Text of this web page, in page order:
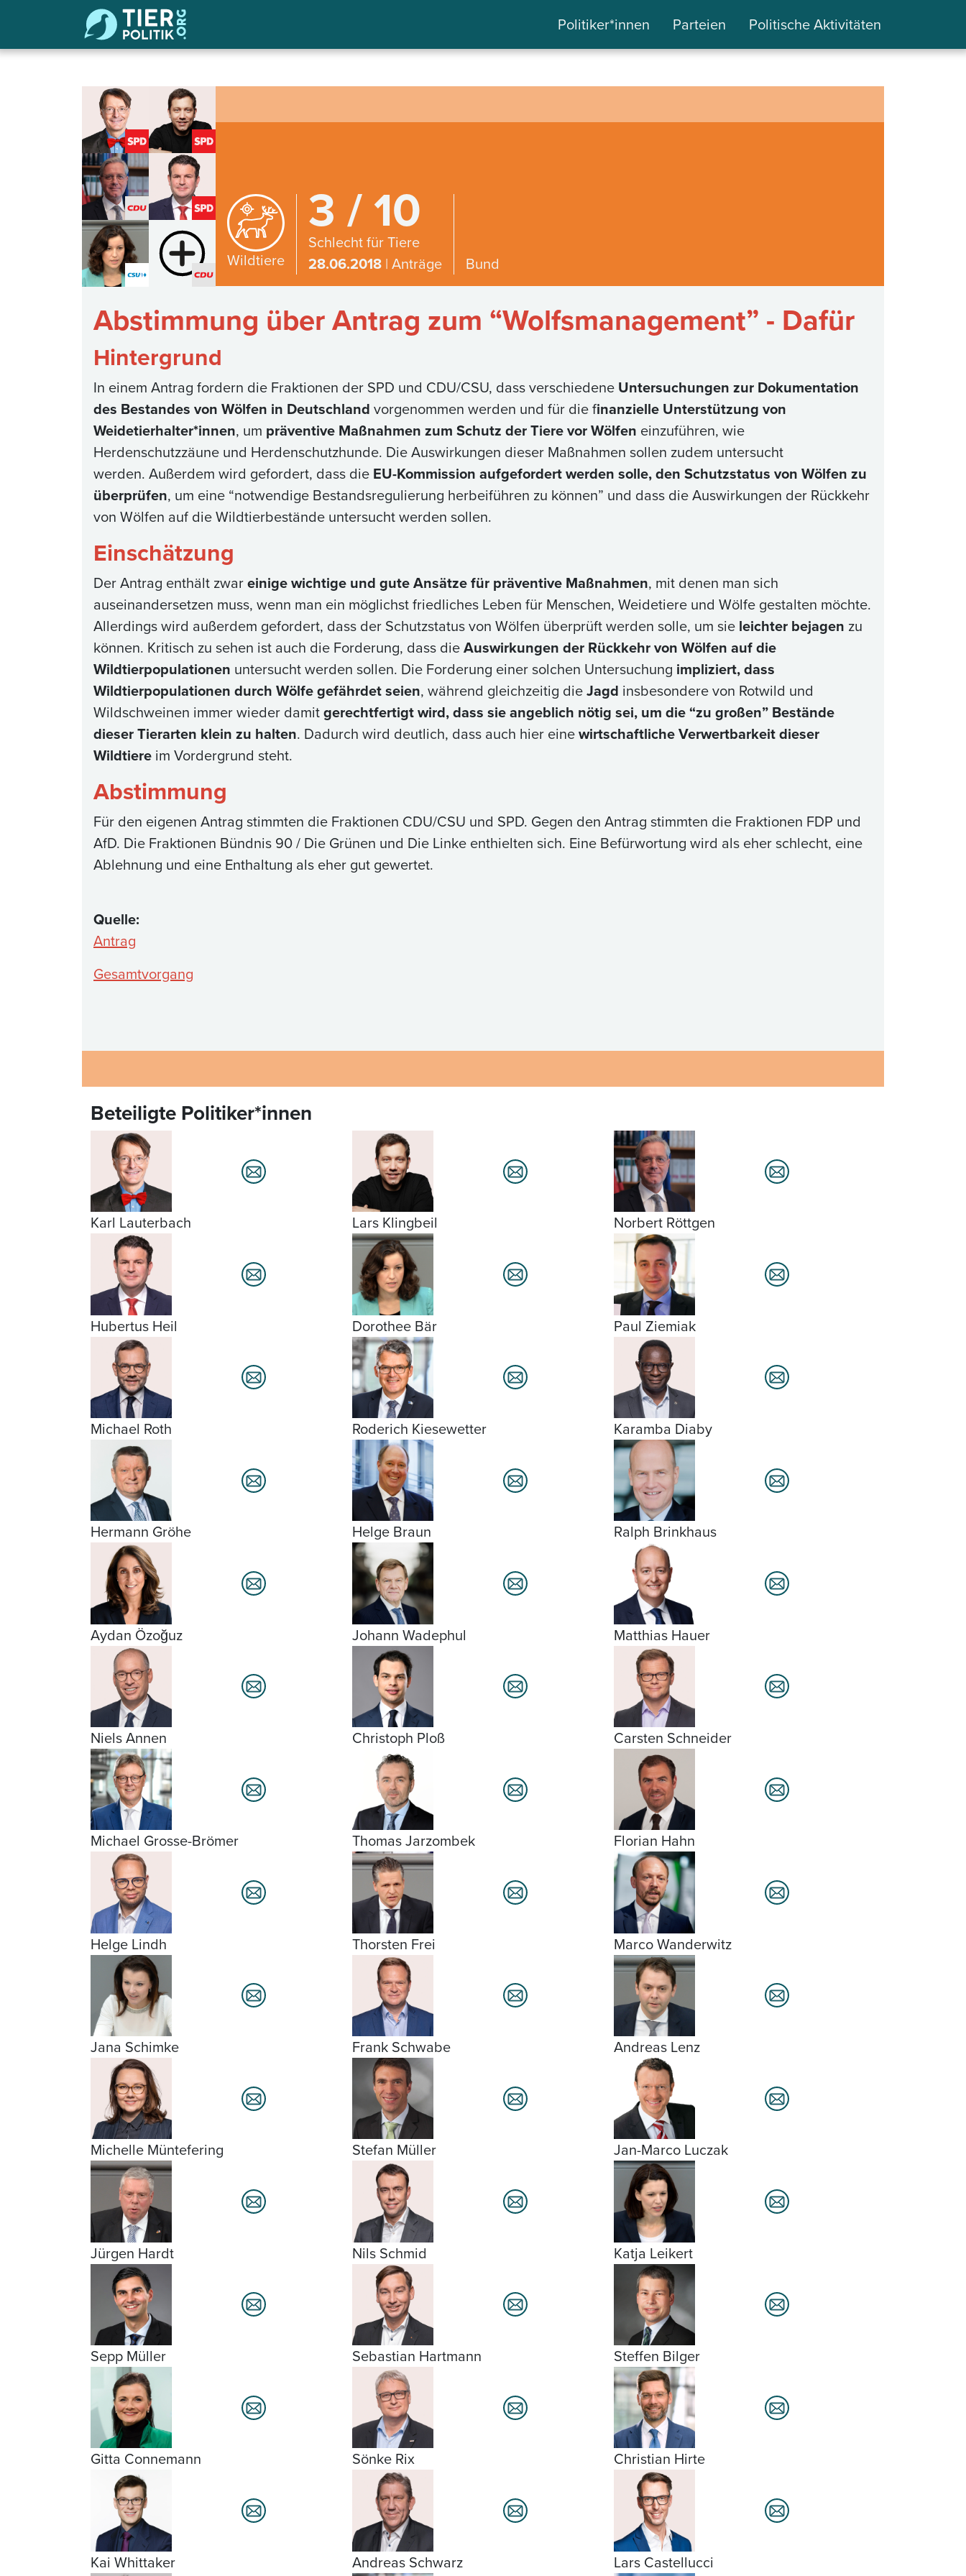
Politiker*innen Parteien Politische Aktivitäten
Wildtiere
3 / 10
Schlecht für Tiere
28.06.2018 | Anträge Bund
Abstimmung über Antrag zum “Wolfsmanagement” - Dafür
Hintergrund
In einem Antrag fordern die Fraktionen der SPD und CDU/CSU, dass verschiedene Untersuchungen zur Dokumentation
des Bestandes von Wölfen in Deutschland vorgenommen werden und für die finanzielle Unterstützung von
Weidetierhalter*innen, um präventive Maßnahmen zum Schutz der Tiere vor Wölfen einzuführen, wie
Herdenschutzzäune und Herdenschutzhunde. Die Auswirkungen dieser Maßnahmen sollen zudem untersucht
werden. Außerdem wird gefordert, dass die EU-Kommission aufgefordert werden solle, den Schutzstatus von Wölfen zu
überprüfen, um eine “notwendige Bestandsregulierung herbeiführen zu können” und dass die Auswirkungen der Rückkehr
von Wölfen auf die Wildtierbestände untersucht werden sollen.
Einschätzung
Der Antrag enthält zwareinige wichtige und gute Ansätze für präventive Maßnahmen, mit denen man sich
auseinandersetzen muss, wenn man ein möglichst friedliches Leben für Menschen, Weidetiere und Wölfe gestalten möchte.
Allerdings wird außerdem gefordert, dass der Schutzstatus von Wölfen überprüft werden solle, um sie leichter bejagen zu
können. Kritisch zu sehen ist auch die Forderung, dass dieAuswirkungen der Rückkehr von Wölfen auf die
Wildtierpopulationen untersucht werden sollen. Die Forderung einer solchen Untersuchung impliziert, dass
Wildtierpopulationen durch Wölfe gefährdet seien, während gleichzeitig dieJagd insbesondere von Rotwild und
Wildschweinen immer wieder damitgerechtfertigt wird, dass sie angeblich nötig sei, um die “zu großen” Bestände
dieser Tierarten klein zu halten. Dadurch wird deutlich, dass auch hier einewirtschaftliche Verwertbarkeit dieser
Wildtiere im Vordergrund steht.
Abstimmung
Für den eigenen Antrag stimmten die Fraktionen CDU/CSU und SPD. Gegen den Antrag stimmten die Fraktionen FDP und
AfD. Die Fraktionen Bündnis 90 / Die Grünen und Die Linke enthielten sich. Eine Befürwortung wird als eher schlecht, eine
Ablehnung und eine Enthaltung als eher gut gewertet.
Quelle:
Antrag
Gesamtvorgang
Beteiligte Politiker*innen
Karl Lauterbach Lars Klingbeil Norbert Röttgen
Hubertus Heil Dorothee Bär Paul Ziemiak
Michael Roth Roderich Kiesewetter Karamba Diaby
Hermann Gröhe Helge Braun Ralph Brinkhaus
Aydan Özoğuz Johann Wadephul Matthias Hauer
Niels Annen Christoph Ploß Carsten Schneider
Michael Grosse-Brömer Thomas Jarzombek Florian Hahn
Helge Lindh Thorsten Frei Marco Wanderwitz
Jana Schimke Frank Schwabe Andreas Lenz
Michelle Müntefering Stefan Müller Jan-Marco Luczak
Jürgen Hardt Nils Schmid Katja Leikert
Sepp Müller Sebastian Hartmann Steffen Bilger
Gitta Connemann Sönke Rix Christian Hirte
Kai Whittaker Andreas Schwarz Lars Castellucci